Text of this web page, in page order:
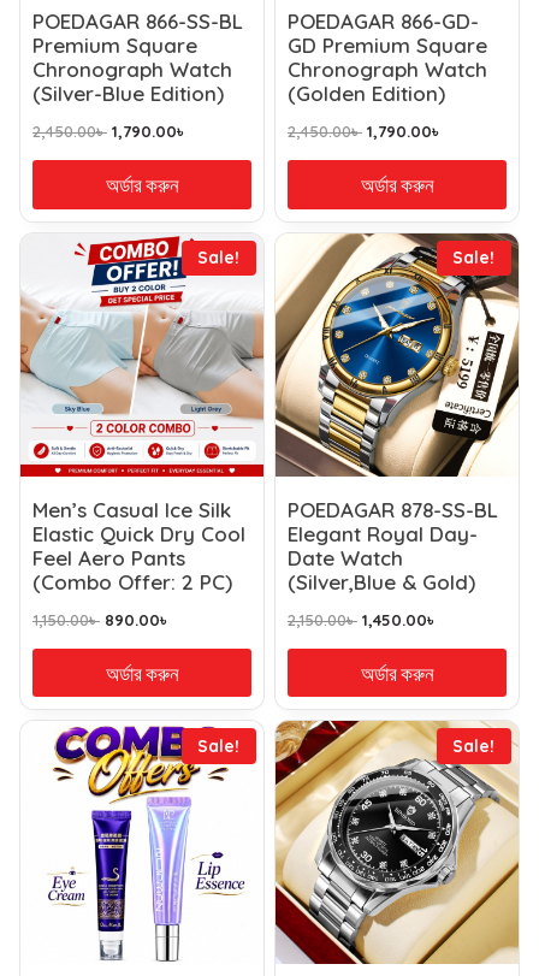
POEDAGAR 866-SS-BL
Premium Square
Chronograph Watch
(Silver-Blue Edition)
2,450.00৳ 1,790.00৳
অর্ডার করুন
POEDAGAR 866-GD-
GD Premium Square
Chronograph Watch
(Golden Edition)
2,450.00৳ 1,790.00৳
অর্ডার করুন
Sale!
Men’s Casual Ice Silk
Elastic Quick Dry Cool
Feel Aero Pants
(Combo Offer: 2 PC)
1,150.00৳ 890.00৳
অর্ডার করুন
Sale!
POEDAGAR 878-SS-BL
Elegant Royal Day-
Date Watch
(Silver,Blue & Gold)
2,150.00৳ 1,450.00৳
অর্ডার করুন
Sale! Sale!